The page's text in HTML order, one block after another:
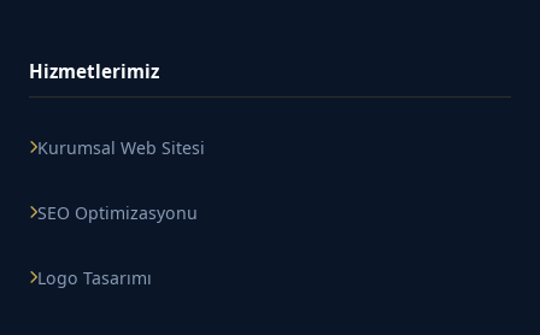
Hizmetlerimiz
Kurumsal Web Sitesi
SEO Optimizasyonu
Logo Tasarımı